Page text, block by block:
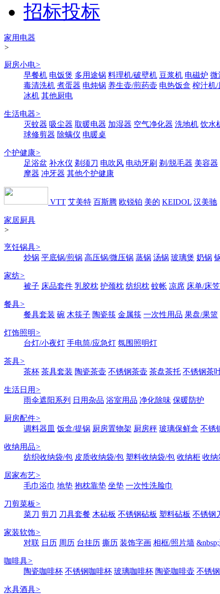
招标投标
家用电器
>
厨房小电>
早餐机 电饭煲 多用途锅 料理机/破壁机 豆浆机 电磁炉 微
毒清洗机 煮蛋器 电炖锅 养生壶/煎药壶 电热饭盒 榨汁机/
冰机 其他厨电
生活电器>
灭蚊器 吸尘器 取暖电器 加湿器 空气净化器 洗地机 饮水
球修剪器 除螨仪 电暖桌
个护健康>
足浴盆 补水仪 剃须刀 电吹风 电动牙刷 剃/脱毛器 美容器
摩器 冲牙器 其他个护健康
VTT 艾美特 百斯腾 欧锐铂 美的 KEIDOL 汉美驰
家居厨具
>
烹饪锅具>
炒锅 平底锅/煎锅 高压锅/微压锅 蒸锅 汤锅 玻璃煲 奶锅
家纺>
被子 床品套件 乳胶枕 护颈枕 纺织枕 蚊帐 凉席 床单/床笠
餐具>
餐具套装 碗 木筷子 陶瓷筷 金属筷 一次性用品 果盘/果篮
灯饰照明>
台灯/小夜灯 手电筒/应急灯 氛围照明灯
茶具>
茶杯 茶具套装 陶瓷茶壶 不锈钢茶壶 茶盘茶托 不锈钢茶
生活日用 >
雨伞遮阳系列
日用杂品 浴室用品 净化除味 保暖防护
厨房配件>
调料器皿 饭盒/提锅 厨房置物架 厨房秤 玻璃保鲜盒 不锈
收纳用品>
纺织收纳袋/包 皮质收纳袋/包 塑料收纳袋/包 收纳柜 收纳
居家布艺>
毛巾浴巾 地垫 抱枕靠垫 坐垫 一次性洗脸巾
刀剪菜板>
菜刀 剪刀 刀具套餐 木砧板 不锈钢砧板 塑料砧板 不锈钢
家装软饰>
对联 日历 周历 台挂历 撕历 装饰字画 相框/照片墙
咖啡具>
陶瓷咖啡杯 不锈钢咖啡杯 玻璃咖啡杯 陶瓷咖啡壶 不锈
水具酒具>